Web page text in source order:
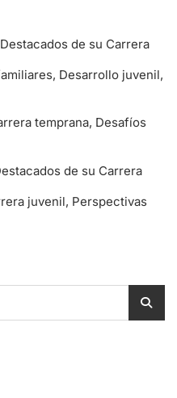
de su Carrera
Desarrollo juvenil,
temprana, Desafíos
de su Carrera
juvenil, Perspectivas